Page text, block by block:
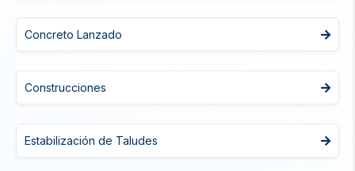
Concreto Lanzado
Construcciones
Estabilización de Taludes